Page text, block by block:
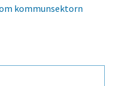
kommunsektorn